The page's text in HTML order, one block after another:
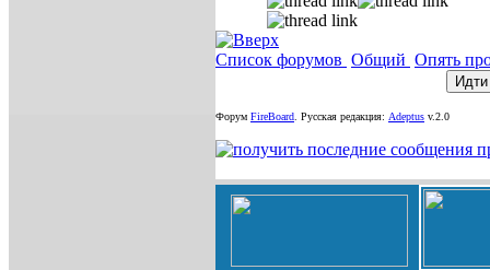
Список форумов Общий Опять
Форум FireBoard Русская редакция: Adeptus v.2.0